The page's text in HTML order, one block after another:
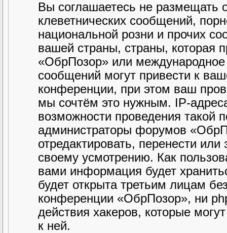
Вы соглашаетесь не размещать
клеветнических сообщений,
национальной розни и прочих
вашей страны, страны, которая
«ОбрПозор» или
сообщений могут привести к
конференции, при этом ваш
мы сочтём это нужным. IP-
возможности проведения такой
администраторы форумов
отредактировать, перенести
своему усмотрению. Как
вами информация будет
будет открыта третьим лицам
конференции «ОбрПозор», ни
действия хакеров, которые
к ней.